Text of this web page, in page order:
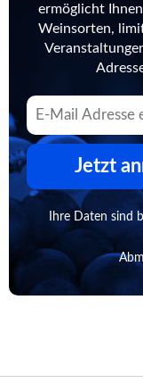
ermöglicht
Weinsorten,
Jetzt
Ihre Daten sind